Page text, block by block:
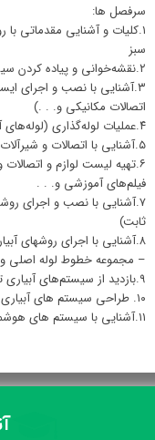
سرفصل ها:
۱.کلیات و آشنایی مقدماتی
سبز
۲.نقشه‌خوانی و پیاده کردن سیستم
۳.آشنایی با نصب و اجرای
اتصالات مکانیکی و. . .)
۴.عملیات لوله‌گذاری (لوله‌های آزبست سیمان – پلی‌اتیلن – جوش پلی‌اتیلن -)
۵.آشنایی با اتصالات و شیرآلات و متعلقات پلی‌اتیلن- فولادی – چدنی
۶.تهیه لیست لوازم و
فیلم‌های آموزشی و. . .
۷.آشنایی با نصب و اجرای
ثابت)
۸.آشنایی با اجرای روشهای
– مجموعه خطوط لوله اصلی و
۹.بازدید از سیستم‌های آبیاری تحت‌فشار و فضای سبز
۱۰. طراحی سیستم های آبیاری تحت فشار در زمین چمن فوتبال و گلف
۱۱.آشنایی با سیستم های هوشمند آبیاری تحت فشار در فضاهای سبز شهری